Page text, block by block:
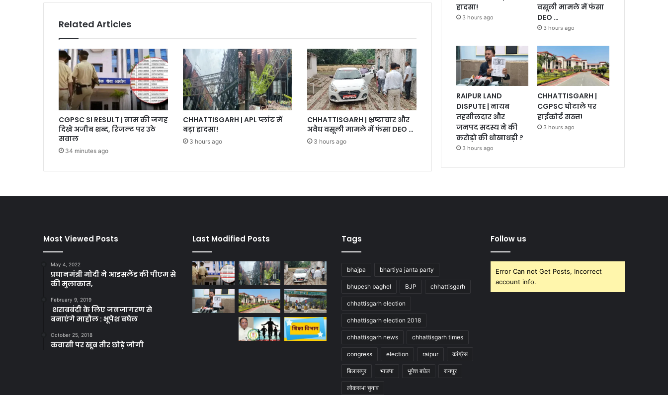
Related Articles
CGPSC SI RESULT | नाम की जगह
दिखे अजीब शब्द, रिजल्ट पर उठे
सवाल
34 minutes ago
CHHATTISGARH | APL प्लांट में
बड़ा हादसा!
3 hours ago
CHHATTISGARH | भ्रष्टाचार और
अवैध वसूली मामले में फंसा DEO …
3 hours ago
हादसा!
3 hours ago
वसूली मामले में फंसा
DEO …
3 hours ago
RAIPUR LAND
DISPUTE | नायब
तहसीलदार और
जनपद सदस्य ने की
करोड़ो की धोखाधड़ी ?
3 hours ago
CHHATTISGARH |
CGPSC घोटाले पर
हाईकोर्ट सख्त!
3 hours ago
Most Viewed Posts
May 4, 2022
प्रधानमंत्री मोदी ने आइसलैंड की पीएम से
की मुलाकात,
February 9, 2019
शराबबंदी के लिए जनजागरण से
बनाएंगे माहौल : भूपेश बघेल
October 25, 2018
कवासी पर खूब तीर छोड़े जोगी
Last Modified Posts Tags
bhajpa bhartiya janta party
bhupesh baghel BJP chhattisgarh
chhattisgarh election
chhattisgarh election 2018
chhattisgarh news chhattisgarh times
congress election raipur कांग्रेस
बिलासपुर भाजपा भूपेश बघेल रायपुर
लोकसभा चुनाव
Follow us
Error Can not Get Posts, Incorrect
account info.